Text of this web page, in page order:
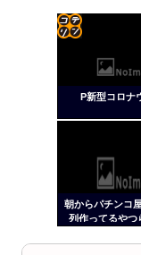
【閲覧注意】
【画像】ペプ
P新型コロナ
朝からパチンコ
列作ってるやつ
更新
ツー